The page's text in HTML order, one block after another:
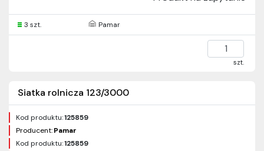
3 szt. Pamar
szt.
Siatka rolnicza 123/3000
Kod produktu:125859
Producent:Pamar
Kod produktu:125859